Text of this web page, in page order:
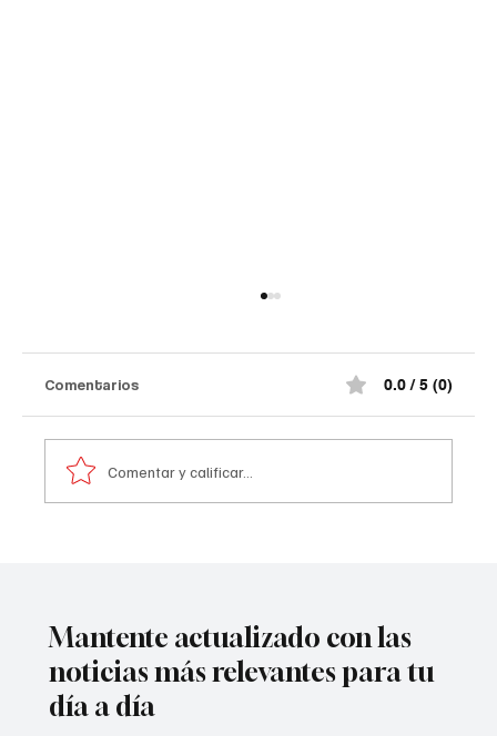
Comentarios 0.0 / 5 (0)
Comentar y calificar...
Mantente actualizado con las
noticias más relevantes para tu
día a día